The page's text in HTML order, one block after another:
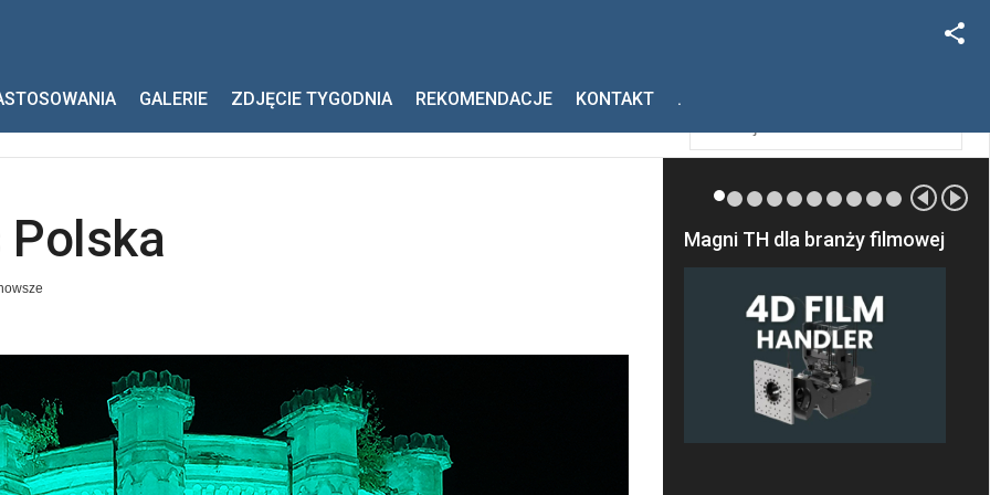
GALERIE ZDJĘCIE TYGODNIA REKOMENDACJE KONTAKT .
Magni TH dla branży filmowej